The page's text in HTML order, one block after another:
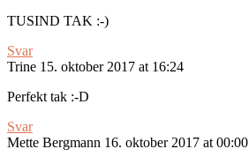
TUSIND TAK :-)
Svar
Trine 15. oktober 2017 at 16:24
Perfekt tak :-D
Svar
Mette Bergmann 16. oktober 2017 at 00:00